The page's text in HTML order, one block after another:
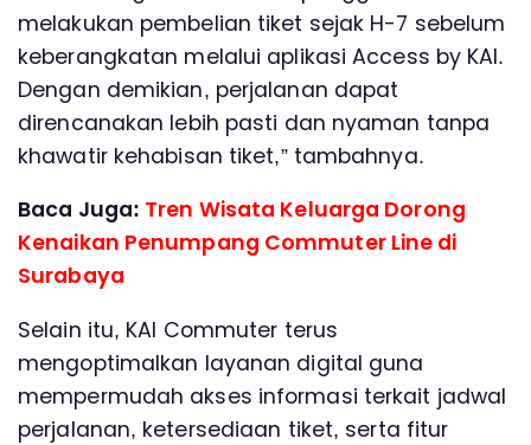
melakukan pembelian tiket sejak H-7 sebelum
keberangkatan melalui aplikasi Access by KAI.
Dengan demikian, perjalanan dapat
direncanakan lebih pasti dan nyaman tanpa
khawatir kehabisan tiket,” tambahnya.
Baca Juga: Tren Wisata Keluarga Dorong
Kenaikan Penumpang Commuter Line di
Surabaya
Selain itu, KAI Commuter terus
mengoptimalkan layanan digital guna
mempermudah akses informasi terkait jadwal
perjalanan, ketersediaan tiket, serta fitur